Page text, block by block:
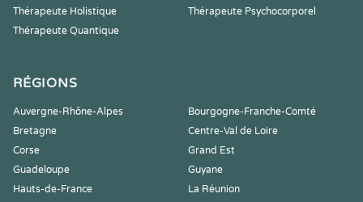
Thérapeute Holistique
Thérapeute Psychocorporel
Thérapeute Quantique
RÉGIONS
Auvergne-Rhône-Alpes
Bourgogne-Franche-Comté
Bretagne
Centre-Val de Loire
Corse
Grand Est
Guadeloupe
Guyane
Hauts-de-France
La Réunion